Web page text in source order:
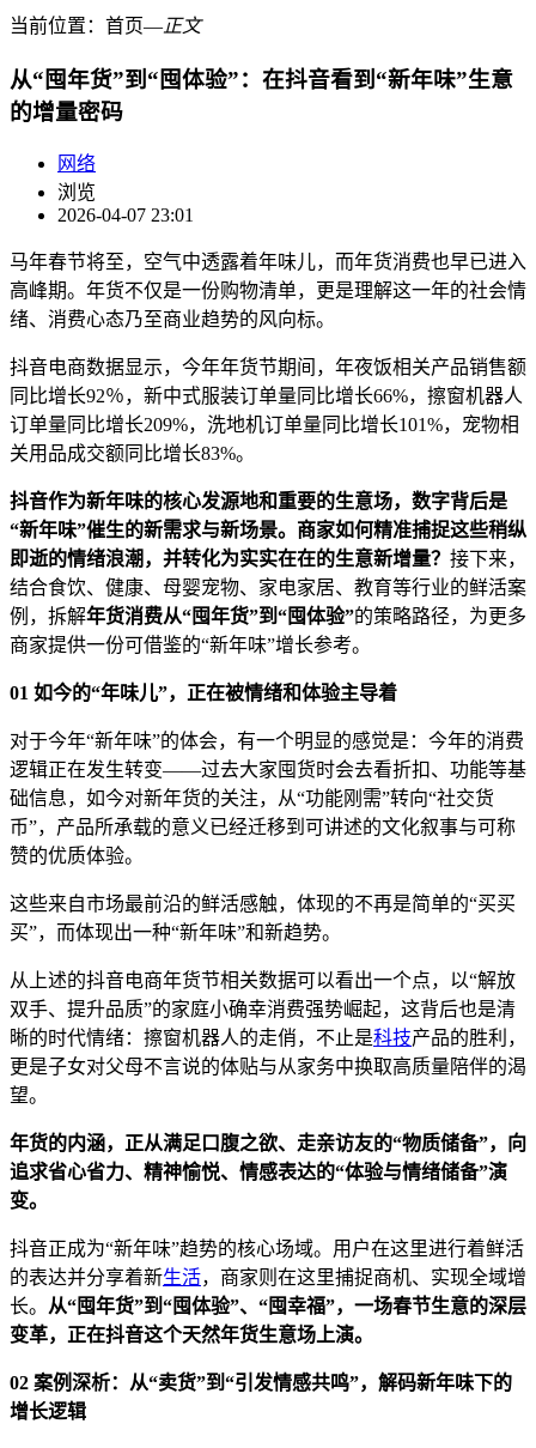
当前位置： 首页―正文
从“囤年货”到“囤体验”：在抖音看到“新年味”生意
的增量密码
网络
浏览
2026-04-07 23:01
马年春节将至，空气中透露着年味儿，而年货消费也早已进入
高峰期。年货不仅是一份购物清单，更是理解这一年的社会情
绪、消费心态乃至商业趋势的风向标。
抖音电商数据显示，今年年货节期间，年夜饭相关产品销售额
同比增长92％，新中式服装订单量同比增长66%，擦窗机器人
订单量同比增长209%，洗地机订单量同比增长101%，宠物相
关用品成交额同比增长83%。
抖音作为新年味的核心发源地和重要的生意场，数字背后是
“新年味”催生的新需求与新场景。商家如何精准捕捉这些稍纵
即逝的情绪浪潮，并转化为实实在在的生意新增量？ 接下来，
结合食饮、健康、母婴宠物、家电家居、教育等行业的鲜活案
例，拆解年货消费从“囤年货”到“囤体验”的策略路径，为更多
商家提供一份可借鉴的“新年味”增长参考。
01 如今的“年味儿”，正在被情绪和体验主导着
对于今年“新年味”的体会，有一个明显的感觉是：今年的消费
逻辑正在发生转变——过去大家囤货时会去看折扣、功能等基
础信息，如今对新年货的关注，从“功能刚需”转向“社交货
币”，产品所承载的意义已经迁移到可讲述的文化叙事与可称
赞的优质体验。
这些来自市场最前沿的鲜活感触，体现的不再是简单的“买买
买”，而体现出一种“新年味”和新趋势。
从上述的抖音电商年货节相关数据可以看出一个点，以“解放
双手、提升品质”的家庭小确幸消费强势崛起，这背后也是清
晰的时代情绪：擦窗机器人的走俏，不止是科技产品的胜利，
更是子女对父母不言说的体贴与从家务中换取高质量陪伴的渴
望。
年货的内涵，正从满足口腹之欲、走亲访友的“物质储备”，向
追求省心省力、精神愉悦、情感表达的“体验与情绪储备”演
变。
抖音正成为“新年味”趋势的核心场域。用户在这里进行着鲜活
的表达并分享着新生活，商家则在这里捕捉商机、实现全域增
长。 从“囤年货”到“囤体验”、 “囤幸福”，一场春节生意的深层
变革，正在抖音这个天然年货生意场上演。
02 案例深析：从“卖货”到“引发情感共鸣”，解码新年味下的
增长逻辑